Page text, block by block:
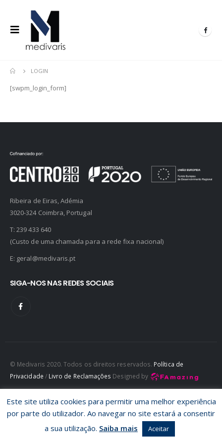
LOGIN
[swpm_login_form]
Ribeira de Eiras, Adémia
3020-324 Coimbra, Portugal
T:239 433 640
(Custo de uma chamada para a rede fixa nacional)
E: geral@medivaris.pt
SIGA-NOS NAS REDES SOCIAIS
© Medivaris 2020. Todos os direitos reservados. Política de
Privacidade / Livro de Reclamações Designed by
Este site utiliza cookies para permitir uma melhor experiência
por parte do utilizador. Ao navegar no site estará a consentir
a sua utilização. Saiba mais Aceitar